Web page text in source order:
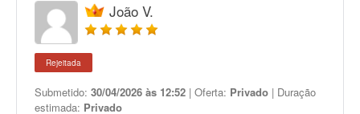
João V.
Rejeitada
Submetido: 30/04/2026 às 12:52 | Oferta: Privado | Duração
estimada: Privado